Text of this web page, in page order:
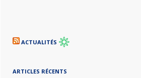
ACTUALITÉS
ARTICLES RÉCENTS